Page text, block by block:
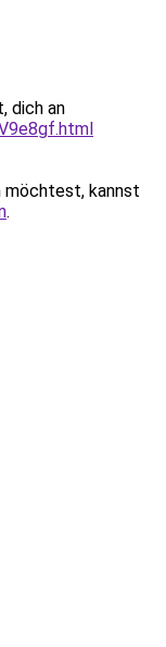
dich an
möchtest, kannst
.